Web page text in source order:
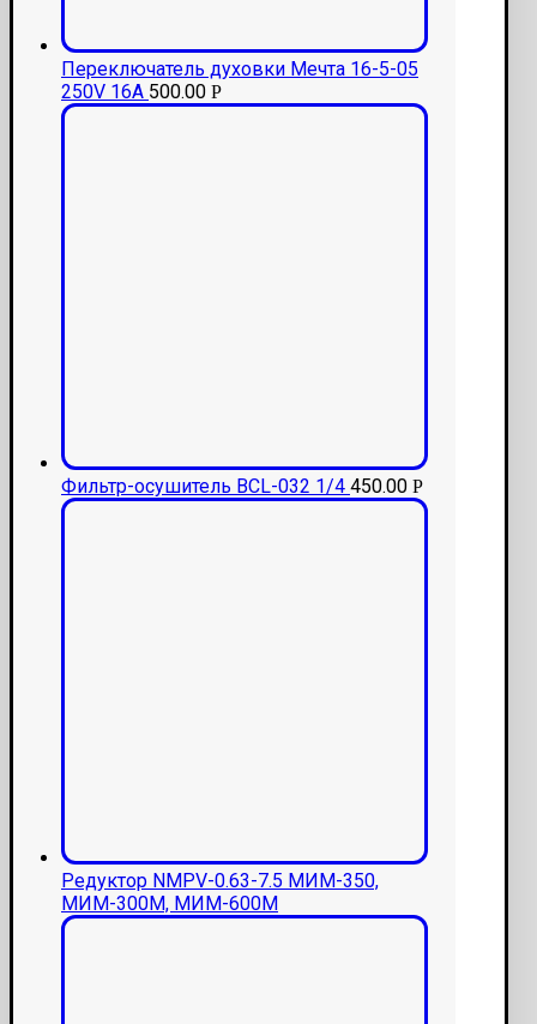
Переключатель духовки Мечта 16-5-05
250V 16A 500.00 Р
Фильтр-осушитель BCL-032 1/4 450.00 Р
Редуктор NMPV-0.63-7.5 МИМ-350,
МИМ-300М, МИМ-600М